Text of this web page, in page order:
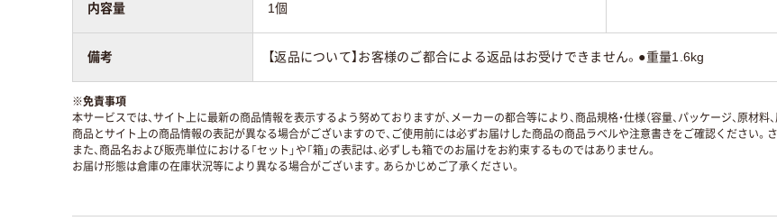
内容量 1個
備考 【返品について】お客様のご都合による返品はお受けできません。●重量1.6kg
※免責事項
本サービスでは、サイト上に最新の商品情報を表示するよう努めておりますが、メーカーの都合等により、商品規格・仕様（容量、パッケージ、原材
商品とサイト上の商品情報の表記が異なる場合がございますので、ご使用前には必ずお届けした商品の商品ラベルや注意書きをご確認ください。
また、商品名および販売単位における「セット」や「箱」の表記は、必ずしも箱でのお届けをお約束するものではありません。
お届け形態は倉庫の在庫状況等により異なる場合がございます。あらかじめご了承ください。